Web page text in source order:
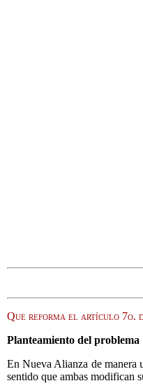
Que reforma el artículo 7o.
Planteamiento del problema
En Nueva Alianza de manera
sentido que ambas modifican